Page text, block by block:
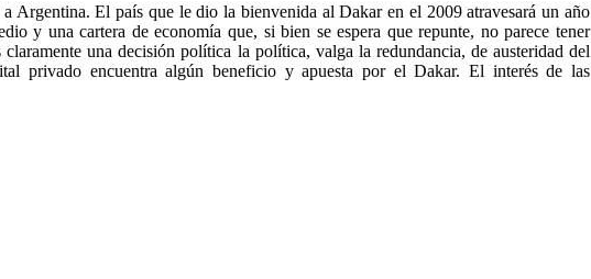
Argentina. El país que le dio la bienvenida al Dakar en el 2009 atravesará un año
y una cartera de economía que, si bien se espera que repunte, no parece tener
una decisión política la política, valga la redundancia, de austeridad del
privado encuentra algún beneficio y apuesta por el Dakar. El interés de las